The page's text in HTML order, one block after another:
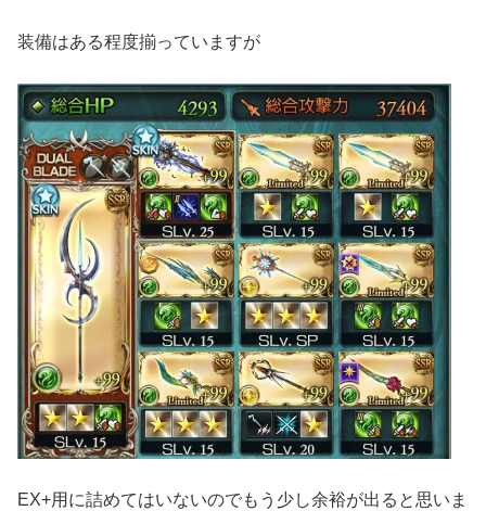
装備はある程度揃っていますが
EX+用に詰めてはいないのでもう少し余裕が出ると思いま